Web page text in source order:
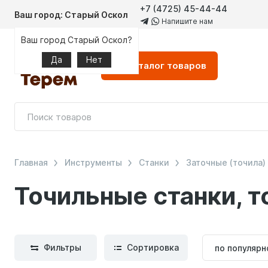
Ваш город: Старый Оскол
Ваш город Старый Оскол?
Да
Нет
+7 (4725) 45-44-44
Напишите нам
Каталог товаров
Точильные станки,
Главная Инструменты Станки Заточные (точила)
Фильтры Сортировка